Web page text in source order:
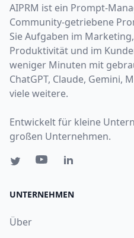
AIPRM ist ein Prompt-
Community-getriebene
Sie Aufgaben im
Produktivität und im
weniger Minuten mit
ChatGPT, Claude, Gemini,
viele weitere.
Entwickelt für kleine
großen Unternehmen.
UNTERNEHMEN
Über